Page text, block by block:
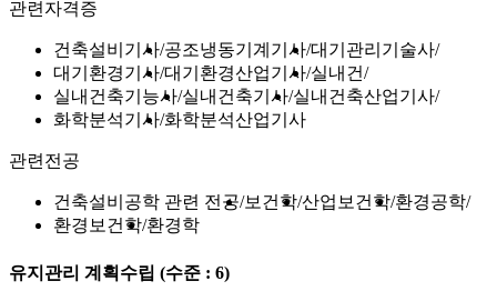
관련자격증
건축설비기사 공조냉동기계기사 대기관리기술사
대기환경기사 대기환경산업기사 실내건
실내건축기능사 실내건축기사 실내건축산업기사
화학분석기사 화학분석산업기사
관련전공
건축설비공학 관련 전공 보건학 산업보건학 환경공학
환경보건학 환경학
유지관리 계획수립 (수준 : 6)